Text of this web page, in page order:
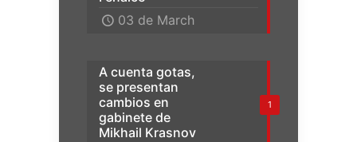
03 de March
1
A cuenta gotas,
se presentan
cambios en
gabinete de
Mikhail Krasnov